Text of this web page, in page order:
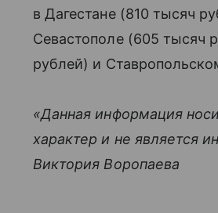
в Дагестане (810 тысяч
Севастополе (605 тысяч
рублей) и
«Данная информация
характер и не является
Виктория Воропаева